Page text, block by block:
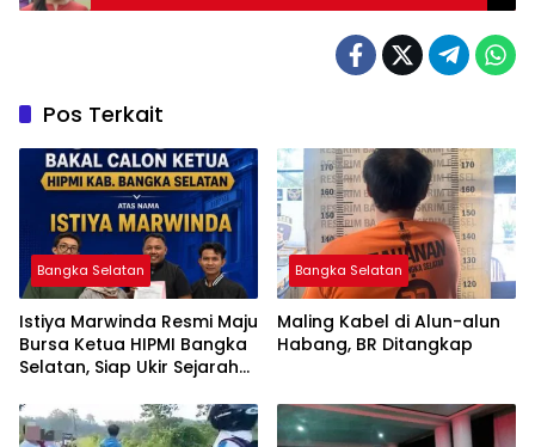
Pos Terkait
Bangka Selatan
Istiya Marwinda Resmi Maju
Bursa Ketua HIPMI Bangka
Selatan, Siap Ukir Sejarah
Pertama
Bangka Selatan
Maling Kabel di Alun-alun
Habang, BR Ditangkap